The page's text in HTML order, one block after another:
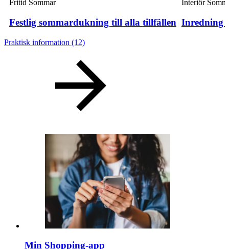
Fritid Sommar
Festlig sommardukning till alla tillfällen
Interiör
Inredning i
Praktisk information (12)
Min Shopping-app